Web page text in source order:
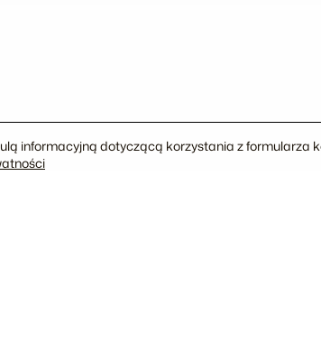
informacyjną dotyczącą korzystania z formularza